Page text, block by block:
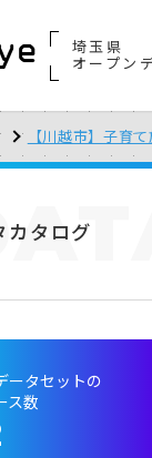
埼玉県
オープン
【川越市】子育
カタログ
ータセットの
ス数